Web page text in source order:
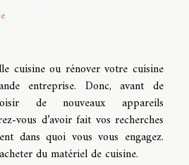
cuisine ou rénover votre cuisine
entreprise. Donc, avant de
de nouveaux appareils
vous d’avoir fait vos recherches
dans quoi vous vous engagez.
du matériel de cuisine.